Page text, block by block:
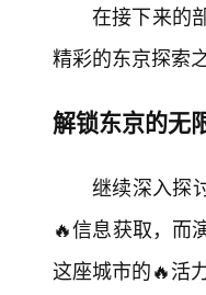
在接下来的
精彩的东京探索
解锁东京的无
继续深入探
🔥信息获取，而
这座城市的🔥活